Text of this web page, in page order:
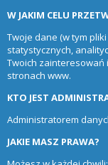
W JAKIM CELU
Twoje dane (w tym
statystycznych,
Twoich zainteresowań
stronach www.
KTO JEST
Administratorem
JAKIE MASZ PRAWA?